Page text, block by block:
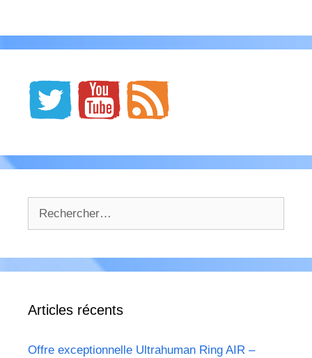
Articles récents
Offre exceptionnelle Ultrahuman Ring AIR –